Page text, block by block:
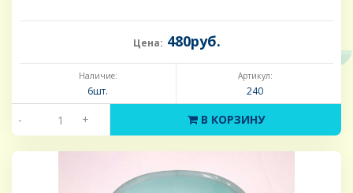
Цена: 480руб.
Наличие:
6шт.
Артикул:
240
- + В КОРЗИНУ